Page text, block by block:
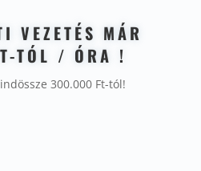
VEZETÉS MÁR
TÓL / ÓRA !
300.000 Ft-tól!